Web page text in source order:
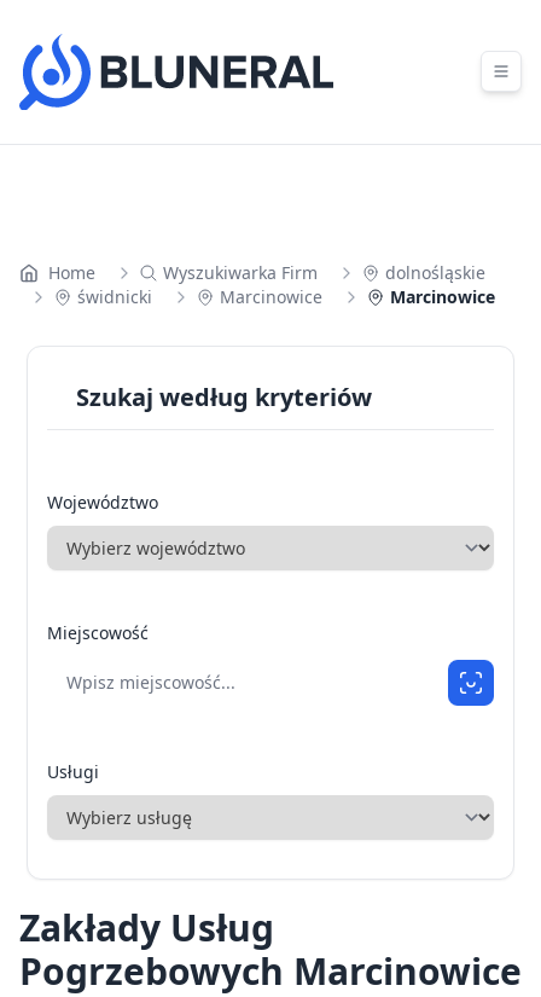
Home Wyszukiwarka Firm
dolnośląskie
świdnicki
Marcinowice Marcinowice
Szukaj według kryteriów
Województwo
Miejscowość
Usługi
Zakłady Usług
Pogrzebowych Marcinowice